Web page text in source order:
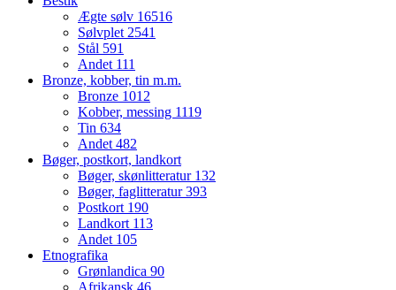
Ægte sølv 16516
Sølvplet2541
Stål 591
Andet 111
Bronze, kobber, tin m.m.
Bronze 1012
Kobber, messing 1119
Tin 634
Andet482
Bøger, postkort, landkort
Bøger, skønlitteratur 132
Bøger, faglitteratur393
Postkort 190
Landkort 113
Andet 105
Etnografika
Grønlandica 90